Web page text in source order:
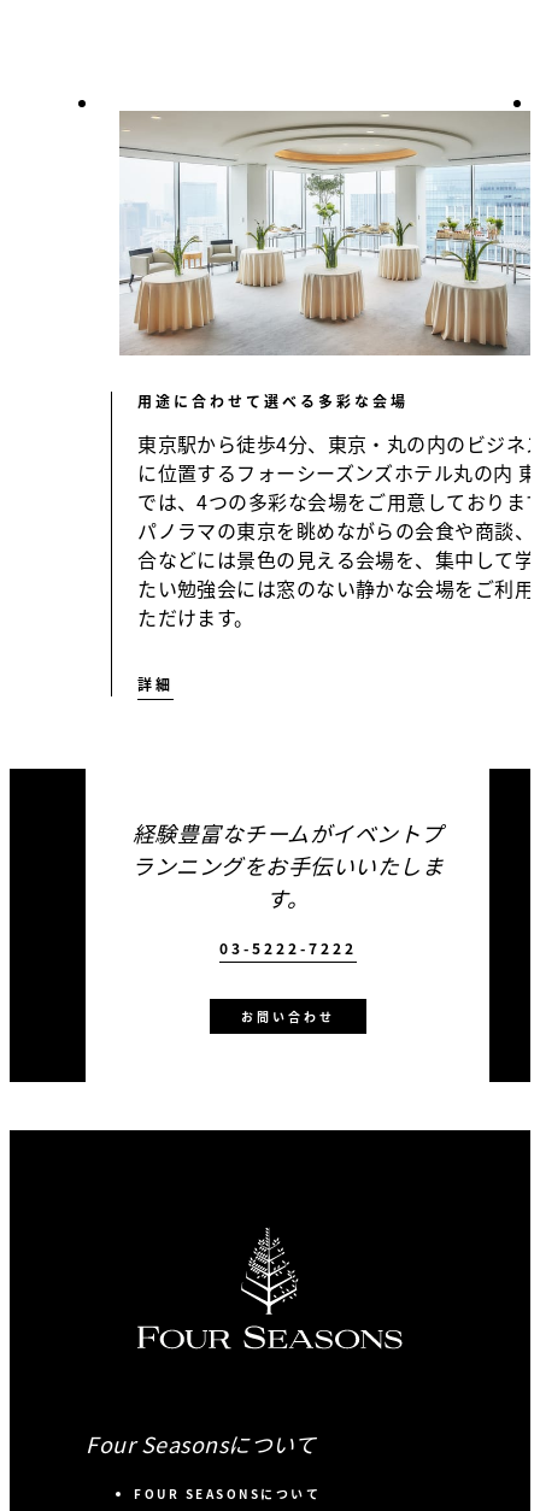
用途に合わせて選べる多彩な会場
東京駅から徒歩4分、東京・丸の内のビジネ
に位置するフォーシーズンズホテル丸の内
では、4つの多彩な会場をご用意しておりま
パノラマの東京を眺めながらの会食や商談、
合などには景色の見える会場を、集中して学
たい勉強会には窓のない静かな会場をご利用
ただけます。
詳細
経験豊富なチームがイベントプ
ランニングをお手伝いいたしま
す。
03-5222-7222
お問い合わせ
Four Seasonsについて
FOUR SEASONSについて